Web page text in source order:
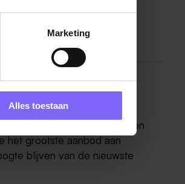
Marketing
Alles toestaan
in Limburg? Neem dan een
het grootste aanbod aan
blijven van de nieuwste